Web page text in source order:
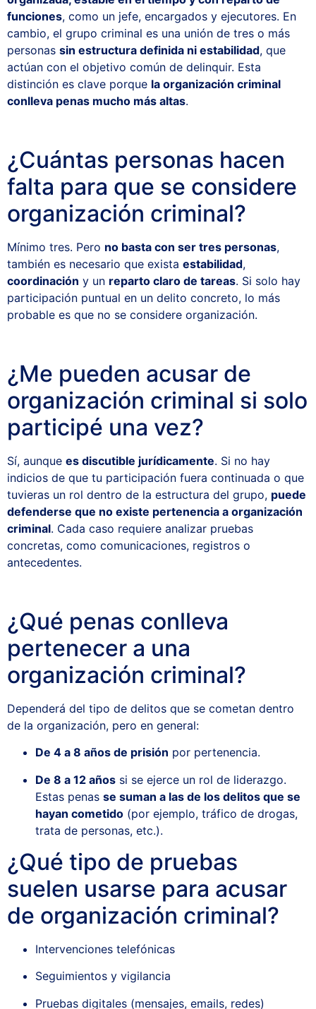
funciones, como un jefe, encargados y ejecutores. En
cambio, el grupo criminal es una unión de tres o más
personas sin estructura definida ni estabilidad, que
actúan con el objetivo común de delinquir. Esta
distinción es clave porque la organización criminal
conlleva penas mucho más altas.
¿Cuántas personas hacen
falta para que se considere
organización criminal?
Mínimo tres. Pero no basta con ser tres personas,
también es necesario que exista estabilidad,
coordinación y un reparto claro de tareas. Si solo hay
participación puntual en un delito concreto, lo más
probable es que no se considere organización.
¿Me pueden acusar de
organización criminal si solo
participé una vez?
Sí, aunque es discutible jurídicamente. Si no hay
indicios de que tu participación fuera continuada o que
tuvieras un rol dentro de la estructura del grupo, puede
defenderse que no existe pertenencia a organización
criminal. Cada caso requiere analizar pruebas
concretas, como comunicaciones, registros o
antecedentes.
¿Qué penas conlleva
pertenecer a una
organización criminal?
Dependerá del tipo de delitos que se cometan dentro
de la organización, pero en general:
De 4 a 8 años de prisión por pertenencia.
De 8 a 12 años si se ejerce un rol de liderazgo.
Estas penas se suman a las de los delitos que se
hayan cometido (por ejemplo, tráfico de drogas,
trata de personas, etc.).
¿Qué tipo de pruebas
suelen usarse para acusar
de organización criminal?
Intervenciones telefónicas
Seguimientos y vigilancia
Pruebas digitales (mensajes, emails, redes)